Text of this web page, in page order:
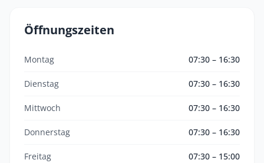
Öffnungszeiten
Montag 07:30 – 16:30
Dienstag 07:30 – 16:30
Mittwoch 07:30 – 16:30
Donnerstag 07:30 – 16:30
Freitag 07:30 – 15:00